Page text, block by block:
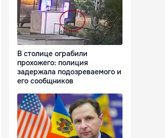
В столице ограбили
прохожего: полиция
задержала подозреваемого и
его сообщников